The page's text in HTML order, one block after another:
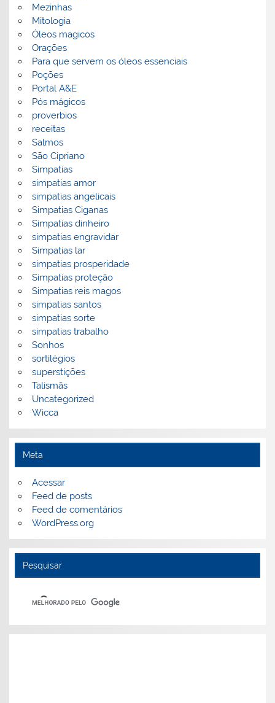
Mezinhas
Mitologia
Óleos magicos
Orações
Para que servem os óleos essenciais
Poções
Portal A&E
Pós mágicos
proverbios
receitas
Salmos
São Cipriano
Simpatias
simpatias amor
simpatias angelicais
Simpatias Ciganas
Simpatias dinheiro
simpatias engravidar
Simpatias lar
simpatias prosperidade
Simpatias proteção
Simpatias reis magos
simpatias santos
simpatias sorte
simpatias trabalho
Sonhos
sortilégios
superstições
Talismãs
Uncategorized
Wicca
Meta
Acessar
Feed de posts
Feed de comentários
WordPress.org
Pesquisar